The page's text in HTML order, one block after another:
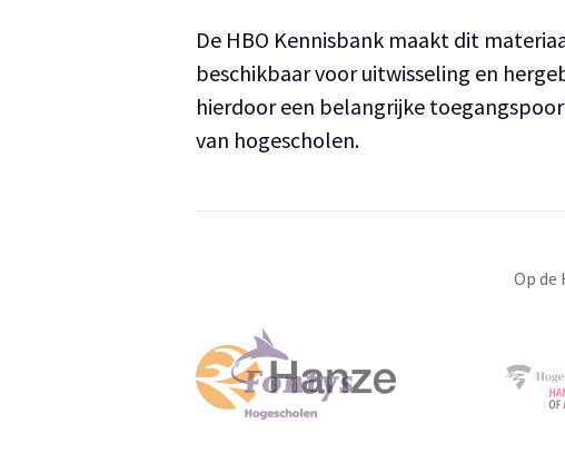
De HBO Kennisbank maakt dit
beschikbaar voor uitwisseling en
hierdoor een belangrijke
van hogescholen.
Op de